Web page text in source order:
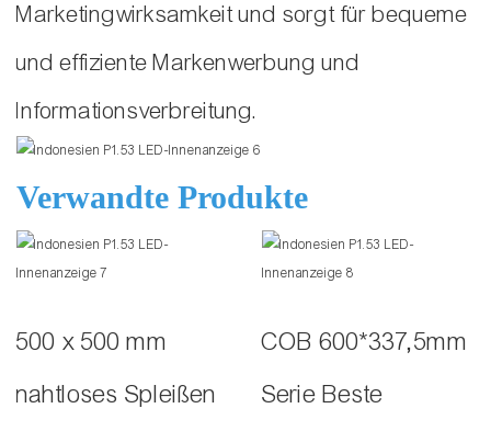
Marketingwirksamkeit und sorgt für bequeme
und effiziente Markenwerbung und
Informationsverbreitung.
Verwandte Produkte
500 x 500 mm
nahtloses Spleißen
COB 600*337,5mm
Serie Beste